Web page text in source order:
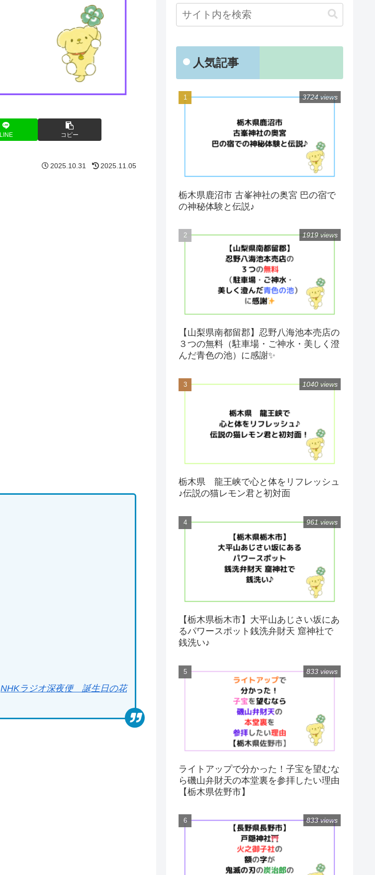
LINE コピー
2025.10.31 2025.11.05
NHKラジオ深夜便 誕生日の花
人気記事
栃木県鹿沼市 古峯神社の奥宮 巴の宿で
の神秘体験と伝説♪
3724 views
【山梨県南都留郡】忍野八海池本売店の
３つの無料（駐車場・ご神水・美しく澄
んだ青色の池）に感謝✨
1919 views
栃木県 龍王峡で心と体をリフレッシュ
♪伝説の猫レモン君と初対面
1040 views
【栃木県栃木市】大平山あじさい坂にあ
るパワースポット銭洗弁財天 窟神社で
銭洗い♪
961 views
ライトアップで分かった！子宝を望むな
ら磯山弁財天の本堂裏を参拝したい理由
【栃木県佐野市】
833 views
833 views